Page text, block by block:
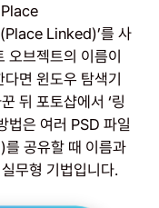
Linked)’를 사
오브젝트의 이름이
면 윈도우 탐색기
뒤 포토샵에서 ‘링
법은 여러 PSD 파일
를 공유할 때 이름과
무형 기법입니다.